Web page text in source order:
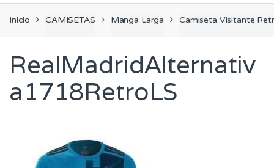
Inicio CAMISETAS Manga Larga Camiseta Visitante
RealMadridAlternativ
a1718RetroLS